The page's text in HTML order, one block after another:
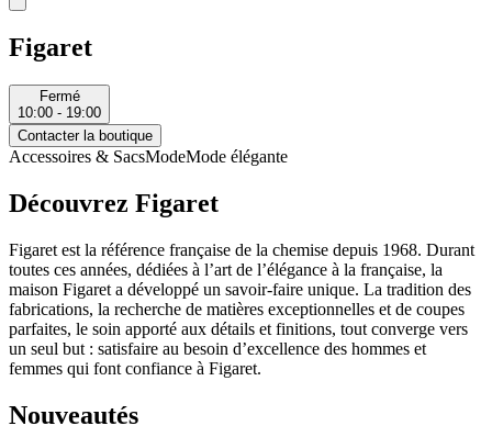
Figaret
Fermé
10:00 - 19:00
Contacter la boutique
Accessoires & SacsModeMode élégante
Découvrez Figaret
Figaret est la référence française de la chemise depuis 1968. Durant
toutes ces années, dédiées à l’art de l’élégance à la française, la
maison Figaret a développé un savoir-faire unique. La tradition des
fabrications, la recherche de matières exceptionnelles et de coupes
parfaites, le soin apporté aux détails et finitions, tout converge vers
un seul but : satisfaire au besoin d’excellence des hommes et
femmes qui font confiance à Figaret.
Nouveautés